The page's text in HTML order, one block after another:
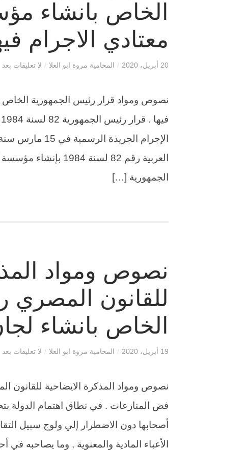
الخاص بانشاء
معتادي الاجرام
20 أبريل، 2020 / المحامية مروة ابو العلا / لا تعليقات بعد
نصوص ومواد قرار رئيس الجمهورية الخاص
العربية رقم 82 لسنة
الجمهورية […]
نصوص ومواد
الخاص بانشاء
19 أبريل، 2020 / المحامية مروة ابو العلا / لا تعليقات بعد
فض المنازعات . في نطاق اهتمام الدولة
أصحابها دون الاضطرار إلي ولوج سبيل
الأعباء المادية والمعنوية , وما يصاحبه